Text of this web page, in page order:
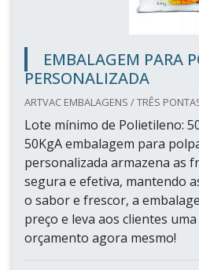
EMBALAGEM PARA
PERSONALIZADA
ARTVAC EMBALAGENS / TRÊS
Lote mínimo de Polietileno:
50KgA embalagem para
personalizada armazena as
segura e efetiva, mantendo
o sabor e frescor, a
preço e leva aos clientes
orçamento agora mesmo!